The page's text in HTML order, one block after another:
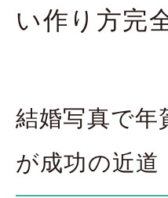
い作り方完
結婚写真で年
が成功の近道